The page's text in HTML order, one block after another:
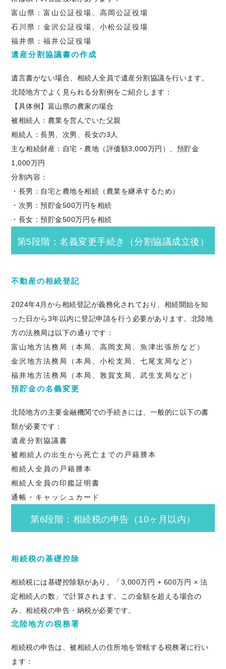
富山県：富山公証役場、高岡公証役場
石川県：金沢公証役場、小松公証役場
福井県：福井公証役場
遺産分割協議書の作成
遺言書がない場合、相続人全員で遺産分割協議を行います。
北陸地方でよく見られる分割例をご紹介します：
【具体例】富山県の農家の場合
被相続人：農業を営んでいた父親
相続人：長男、次男、長女の3人
主な相続財産：自宅・農地（評価額3,000万円）、預貯金
1,000万円
分割内容：
・長男：自宅と農地を相続（農業を継承するため）
・次男：預貯金500万円を相続
・長女：預貯金500万円を相続
第5段階：名義変更手続き（分割協議成立後）
不動産の相続登記
2024年4月から相続登記が義務化されており、相続開始を知
った日から3年以内に登記申請を行う必要があります。北陸地
方の法務局は以下の通りです：
富山地方法務局（本局、高岡支局、魚津出張所など）
金沢地方法務局（本局、小松支局、七尾支局など）
福井地方法務局（本局、敦賀支局、武生支局など）
預貯金の名義変更
北陸地方の主要金融機関での手続きには、一般的に以下の書
類が必要です：
遺産分割協議書
被相続人の出生から死亡までの戸籍謄本
相続人全員の戸籍謄本
相続人全員の印鑑証明書
通帳・キャッシュカード
第6段階：相続税の申告（10ヶ月以内）
相続税の基礎控除
相続税には基礎控除額があり、「3,000万円 + 600万円 × 法
定相続人の数」で計算されます。この金額を超える場合の
み、相続税の申告・納税が必要です。
北陸地方の税務署
相続税の申告は、被相続人の住所地を管轄する税務署に行い
ます：